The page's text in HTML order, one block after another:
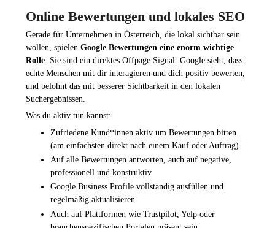
Online Bewertungen und lokales SEO
Gerade für Unternehmen in Österreich, die lokal sichtbar sein
wollen, spielen Google Bewertungen eine enorm wichtige
Rolle. Sie sind ein direktes Offpage Signal: Google sieht, dass
echte Menschen mit dir interagieren und dich positiv bewerten,
und belohnt das mit besserer Sichtbarkeit in den lokalen
Suchergebnissen.
Was du aktiv tun kannst:
Zufriedene Kund*innen aktiv um Bewertungen bitten
(am einfachsten direkt nach einem Kauf oder Auftrag)
Auf alle Bewertungen antworten, auch auf negative,
professionell und konstruktiv
Google Business Profile vollständig ausfüllen und
regelmäßig aktualisieren
Auch auf Plattformen wie Trustpilot, Yelp oder